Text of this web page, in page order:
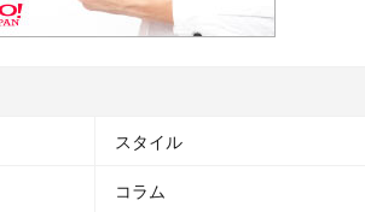
スタイル
コラム